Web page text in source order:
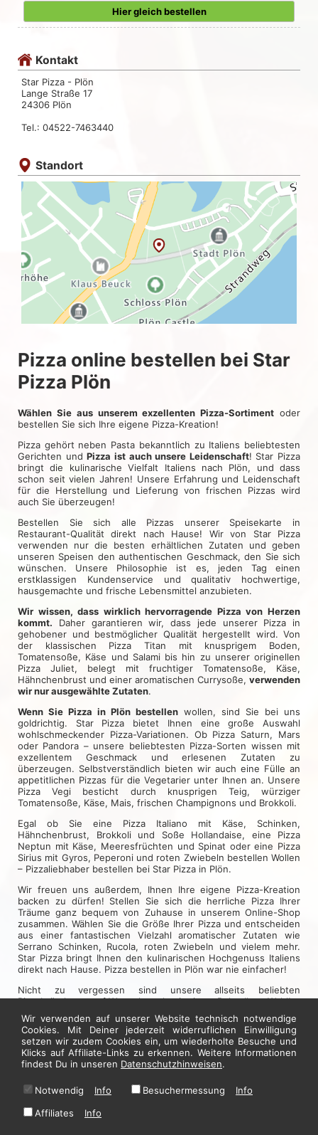
Hier gleich bestellen
Kontakt
Star Pizza - Plön
Lange Straße 17
24306 Plön
Tel.: 04522-7463440
Standort
Pizza online bestellen bei Star
Pizza Plön
Wählen Sie aus unserem exzellenten Pizza-Sortiment oder
bestellen Sie sich Ihre eigene Pizza-Kreation!
Pizza gehört neben Pasta bekanntlich zu Italiens beliebtesten
Gerichten undPizza ist auch unsere Leidenschaft! Star Pizza
bringt die kulinarische Vielfalt Italiens nach Plön, und dass
schon seit vielen Jahren! Unsere Erfahrung und Leidenschaft
für die Herstellung und Lieferung von frischen Pizzas wird
auch Sie überzeugen!
Bestellen Sie sich alle Pizzas unserer Speisekarte in
Restaurant-Qualität direkt nach Hause! Wir von Star Pizza
verwenden nur die besten erhältlichen Zutaten und geben
unseren Speisen den authentischen Geschmack, den Sie sich
wünschen. Unsere Philosophie ist es, jeden Tag einen
erstklassigen Kundenservice und qualitativ hochwertige,
hausgemachte und frische Lebensmittel anzubieten.
Wir wissen, dass wirklich hervorragende Pizza von Herzen
kommt. Daher garantieren wir, dass jede unserer Pizza in
gehobener und bestmöglicher Qualität hergestellt wird. Von
der klassischen Pizza Titan mit knusprigem Boden,
Tomatensoße, Käse und Salami bis hin zu unserer originellen
Pizza Juliet, belegt mit fruchtiger Tomatensoße, Käse,
Hähnchenbrust und einer aromatischen Currysoße, verwenden
wir nur ausgewählte Zutaten.
Wenn Sie Pizza in Plön bestellen wollen, sind Sie bei uns
goldrichtig. Star Pizza bietet Ihnen eine große Auswahl
wohlschmeckender Pizza-Variationen. Ob Pizza Saturn, Mars
oder Pandora – unsere beliebtesten Pizza-Sorten wissen mit
exzellentem Geschmack und erlesenen Zutaten zu
überzeugen. Selbstverständlich bieten wir auch eine Fülle an
appetitlichen Pizzas für die Vegetarier unter Ihnen an. Unsere
Pizza Vegi besticht durch knusprigen Teig, würziger
Tomatensoße, Käse, Mais, frischen Champignons und Brokkoli.
Egal ob Sie eine Pizza Italiano mit Käse, Schinken,
Hähnchenbrust, Brokkoli und Soße Hollandaise, eine Pizza
Neptun mit Käse, Meeresfrüchten und Spinat oder eine Pizza
Sirius mit Gyros, Peperoni und roten Zwiebeln bestellen Wollen
– Pizzaliebhaber bestellen bei Star Pizza in Plön.
Wir freuen uns außerdem, Ihnen Ihre eigene Pizza-Kreation
backen zu dürfen! Stellen Sie sich die herrliche Pizza Ihrer
Träume ganz bequem von Zuhause in unserem Online-Shop
zusammen. Wählen Sie die Größe Ihrer Pizza und entscheiden
aus einer fantastischen Vielzahl aromatischer Zutaten wie
Serrano Schinken, Rucola, roten Zwiebeln und vielem mehr.
Star Pizza bringt Ihnen den kulinarischen Hochgenuss Italiens
direkt nach Hause. Pizza bestellen in Plön war nie einfacher!
Nicht zu vergessen sind unsere allseits beliebten
Pizzabrötchen – auf Wunsch auch mit einem Belag Ihrer Wahl!
Klingt das nicht köstlich? Jetzt online Essen bestellen bei Star
Pizza!
Wir wünschen Ihnen einen guten Appetit!
Jetzt hier bestellen
Wir verwenden auf unserer Website technisch notwendige
Cookies. Mit Deiner jederzeit widerruflichen Einwilligung
setzen wir zudem Cookies ein, um wiederholte Besuche und
Klicks auf Affiliate-Links zu erkennen. Weitere Informationen
findest Du in unseren Datenschutzhinweisen.
Notwendig Info Besuchermessung
Info
Affiliates
Info